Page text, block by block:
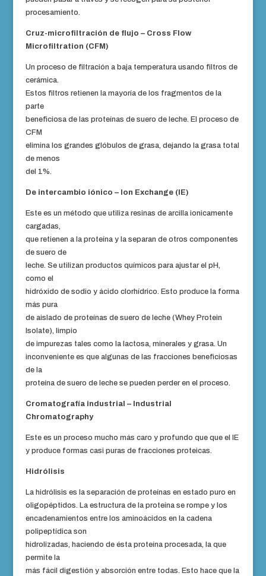
procesamiento.
Cruz-microfiltración de flujo – Cross Flow
Microfiltration (CFM)
Un proceso de filtración a baja temperatura usando filtros de
cerámica.
Estos filtros retienen la mayoría de los fragmentos de la
parte
beneficiosa de las proteínas de suero de leche. El proceso de
CFM
elimina los grandes glóbulos de grasa, dejando la grasa total
de menos
del 1%.
De intercambio iónico – Ion Exchange (IE)
Este es un método que utiliza resinas de arcilla ionicamente
cargadas,
que retienen a la proteína y la separan de otros componentes
de suero de
leche. Se utilizan productos químicos para ajustar el pH,
como el
hidróxido de sodio y ácido clorhídrico. Esto produce la forma
más pura
de aislado de proteínas de suero de leche (Whey Protein
Isolate), limpio
de impurezas tales como la lactosa, minerales y grasa. Un
inconveniente es que algunas de las fracciones beneficiosas
de la
proteína de suero de leche se pueden perder en el proceso.
Cromatografía industrial – Industrial
Chromatography
Este es un proceso mucho más caro y profundo que que el IE
y produce formas casi puras de fracciones proteicas.
Hidrólisis
La hidrólisis es la separación de proteínas en estado puro en
oligopéptidos. La estructura de la proteína se rompe y los
encadenamientos entre los aminoácidos en la cadena
polipeptídica son
hidrolizadas, haciendo de ésta proteína procesada, la que
permite la
más fácil digestión y absorción entre todas. Esto hace que la